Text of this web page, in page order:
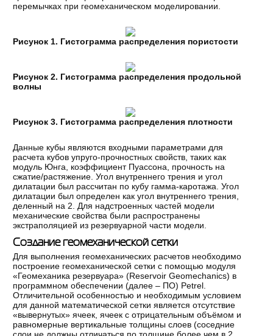
перемычках при геомеханическом моделировании.
Рисунок 1. Гистограмма распределения пористости
Рисунок 2. Гистограмма распределения продольной
волны
Рисунок 3. Гистограмма распределения плотности
Данные кубы являются входными параметрами для
расчета кубов упруго-прочностных свойств, таких как
модуль Юнга, коэффициент Пуассона, прочность на
сжатие/растяжение. Угол внутреннего трения и угол
дилатации был рассчитан по кубу гамма-каротажа. Угол
дилатации был определен как угол внутреннего трения,
деленный на 2. Для надстроенных частей модели
механические свойства были распространены
экстраполяцией из резервуарной части модели.
Создание геомеханической сетки
Для выполнения геомеханических расчетов необходимо
построение геомеханической сетки с помощью модуля
«Геомеханика резервуара» (Reservoir Geomechanics) в
программном обеспечении (далее – ПО) Petrel.
Отличительной особенностью и необходимым условием
для данной математической сетки является отсутствие
«вывернутых» ячеек, ячеек с отрицательным объёмом и
равномерные вертикальные толщины слоев (соседние
слои не должны отличаться по толщине более чем в 2